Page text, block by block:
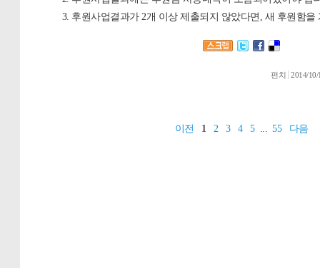
후원사업결과가 2개 이상 제출되지 않았다면, 새 후원함을
펀치 2014/10/
이전 1 2 3 4 5 55 다음